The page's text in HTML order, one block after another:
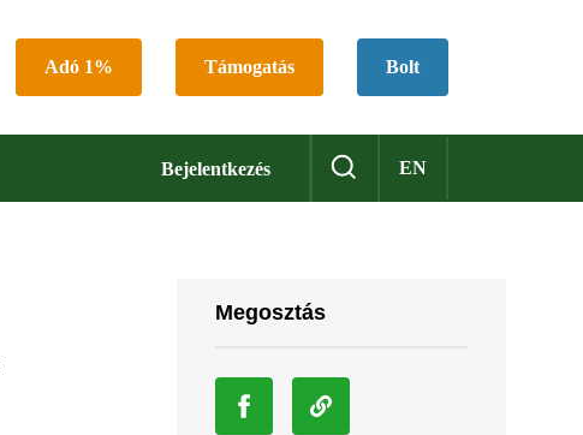
Adó 1% Támogatás Bolt
Bejelentkezés EN
Megosztás